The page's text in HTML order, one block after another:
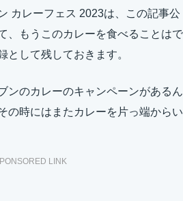
カレーフェス 2023は、この記事公
、もうこのカレーを食べることはで
として残しておきます。
ンのカレーのキャンペーンがあるん
の時にはまたカレーを片っ端からい
LINK